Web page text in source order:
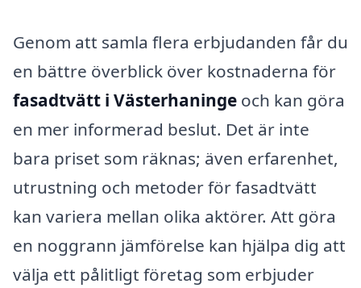
Genom att samla flera erbjudanden får du
en bättre överblick över kostnaderna för
fasadtvätt i Västerhaninge och kan göra
en mer informerad beslut. Det är inte
bara priset som räknas; även erfarenhet,
utrustning och metoder för fasadtvätt
kan variera mellan olika aktörer. Att göra
en noggrann jämförelse kan hjälpa dig att
välja ett pålitligt företag som erbjuder